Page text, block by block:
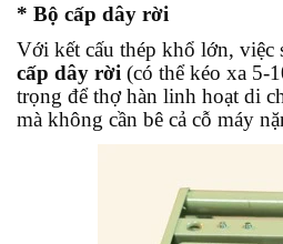
* Bộ cấp dây rời
Với kết cấu thép khổ lớn, việc
cấp dây rời (có thể kéo xa 5-
trọng để thợ hàn linh hoạt di
mà không cần bê cả cỗ máy